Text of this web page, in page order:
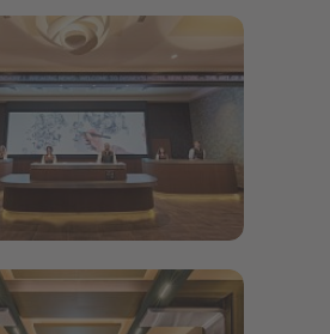
Bildergalerie öffnen